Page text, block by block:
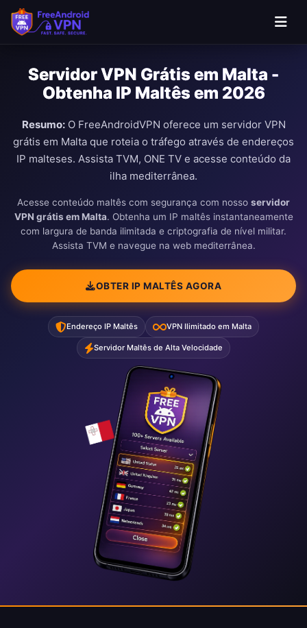
Ir para o conteúdo principal
Servidor VPN Grátis em Malta -
Obtenha IP Maltês em 2026
Resumo:O FreeAndroidVPN oferece um servidor VPN
grátis em Malta que roteia o tráfego através de endereços
IP malteses. Assista TVM, ONE TV e acesse conteúdo da
ilha mediterrânea.
Acesse conteúdo maltês com segurança com nosso servidor
VPN grátis em Malta. Obtenha um IP maltês instantaneamente
com largura de banda ilimitada e criptografia de nível militar.
Assista TVM e navegue na web mediterrânea.
OBTER IP MALTÊS AGORA
Endereço IP Maltês VPN Ilimitado em Malta
Servidor Maltês de Alta Velocidade